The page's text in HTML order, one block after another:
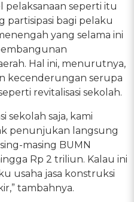
pelaksanaan seperti itu
partisipasi bagi pelaku
yang selama ini
Hal ini, menurutnya,
kecenderungan serupa
revitalisasi sekolah.
sekolah saja, kami
penunjukan langsung
masing BUMN
Rp 2 triliun. Kalau ini
usaha jasa konstruksi
tambahnya.